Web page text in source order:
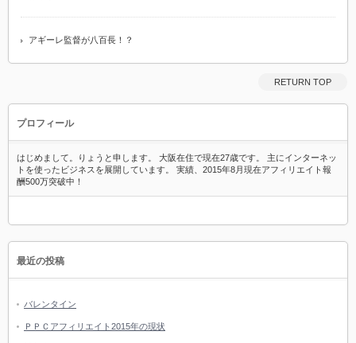
アギーレ監督が八百長！？
RETURN TOP
プロフィール
はじめまして。りょうと申します。 大阪在住で現在27歳です。 主にインターネッ
トを使ったビジネスを展開しています。 実績、2015年8月現在アフィリエイト報
酬500万突破中！
最近の投稿
バレンタイン
ＰＰＣアフィリエイト2015年の現状